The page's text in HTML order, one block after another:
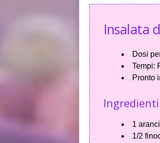
Insalata
Dosi
Tempi:
Pronto
Ingredienti
1
1/2